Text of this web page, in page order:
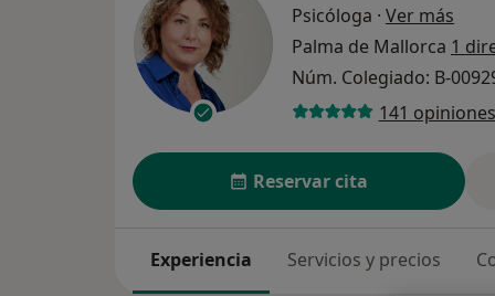
Psicóloga · Ver más
Palma de Mallorca 1
Núm. Colegiado: B-
141 opiniones
Reservar cita
Experiencia Servicios y precios